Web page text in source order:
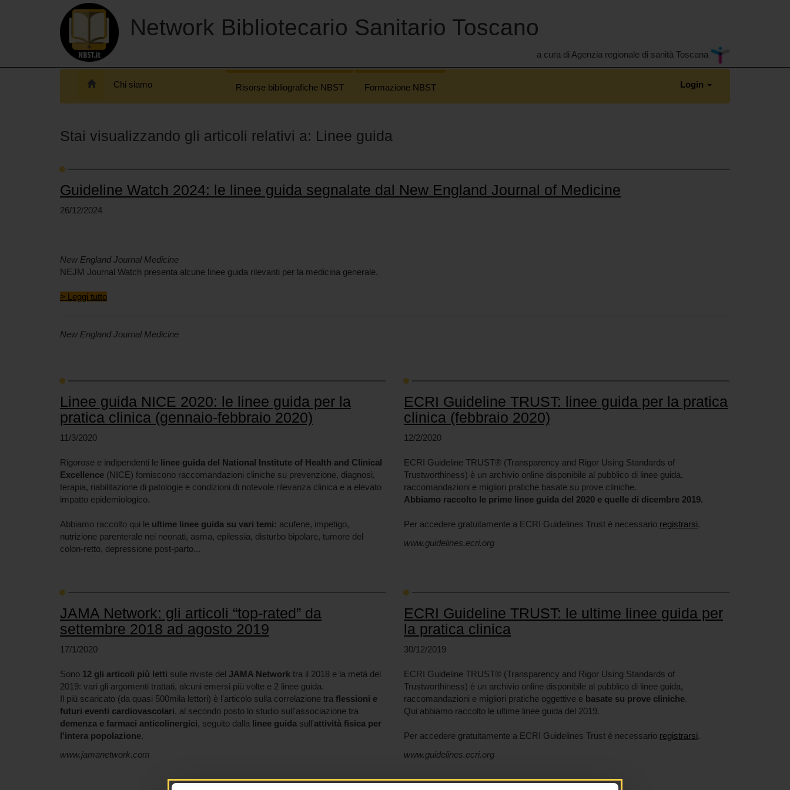
Network Bibliotecario Sanitario Toscano
a cura di Agenzia regionale di sanità Toscana
Chi siamo Risorse bibliografiche NBST Formazione NBST Login
Stai visualizzando gli articoli relativi a: Linee guida
Guideline Watch 2024: le linee guida segnalate dal New England Journal of Medicine
26/12/2024
New England Journal Medicine
NEJM Journal Watch presenta alcune linee guida rilevanti per la medicina generale.
> Leggi tutto
New England Journal Medicine
Linee guida NICE 2020: le linee guida per la
pratica clinica (gennaio-febbraio 2020)
11/3/2020
Rigorose e indipendenti le linee guida del National Institute of Health and Clinical
Excellence (NICE) forniscono raccomandazioni cliniche su prevenzione, diagnosi,
terapia, riabilitazione di patologie e condizioni di notevole rilevanza clinica e a elevato
impatto epidemiologico.
Abbiamo raccolto qui le ultime linee guida su vari temi: acufene, impetigo,
nutrizione parenterale nei neonati, asma, epilessia, disturbo bipolare, tumore del
colon-retto, depressione post-parto...
ECRI Guideline TRUST: linee guida per la pratica
clinica (febbraio 2020)
12/2/2020
ECRI Guideline TRUST® (Transparency and Rigor Using Standards of
Trustworthiness) è un archivio online disponibile al pubblico di linee guida,
raccomandazioni e migliori pratiche basate su prove cliniche.
Abbiamo raccolto le prime linee guida del 2020 e quelle di dicembre 2019.
Per accedere gratuitamente a ECRI Guidelines Trust è necessario registrarsi.
www.guidelines.ecri.org
JAMA Network: gli articoli “top-rated” da
settembre 2018 ad agosto 2019
17/1/2020
Sono 12 gli articoli più letti sulle riviste del JAMA Network tra il 2018 e la metà del
2019: vari gli argomenti trattati, alcuni emersi più volte e 2 linee guida.
Il più scaricato (da quasi 500mila lettori) è l'articolo sulla correlazione tra flessioni e
futuri eventi cardiovascolari, al secondo posto lo studio sull'associazione tra
demenza e farmaci anticolinergici, seguito dalla linee guida sull'attività fisica per
l'intera popolazione.
www.jamanetwork.com
ECRI Guideline TRUST: le ultime linee guida per
la pratica clinica
30/12/2019
ECRI Guideline TRUST® (Transparency and Rigor Using Standards of
Trustworthiness) è un archivio online disponibile al pubblico di linee guida,
raccomandazioni e migliori pratiche oggettive e basate su prove cliniche.
Qui abbiamo raccolto le ultime linee guida del 2019.
Per accedere gratuitamente a ECRI Guidelines Trust è necessario registrarsi.
www.guidelines.ecri.org